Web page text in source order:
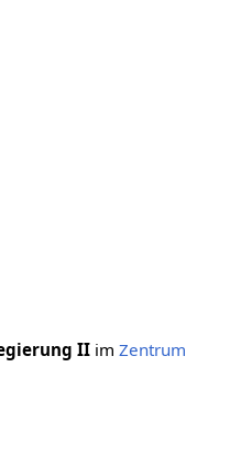
IIim Zentrum